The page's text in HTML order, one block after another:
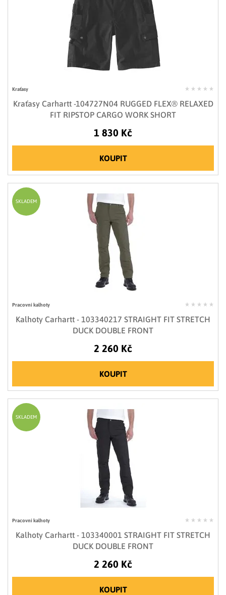
Kraťasy
Kraťasy Carhartt -104727N04 RUGGED FLEX® RELAXED
FIT RIPSTOP CARGO WORK SHORT
1 830 Kč
KOUPIT
Pracovní kalhoty
Kalhoty Carhartt - 103340217 STRAIGHT FIT STRETCH
DUCK DOUBLE FRONT
2 260 Kč
KOUPIT
SKLADEM
Pracovní kalhoty
Kalhoty Carhartt - 103340001 STRAIGHT FIT STRETCH
DUCK DOUBLE FRONT
2 260 Kč
KOUPIT
SKLADEM